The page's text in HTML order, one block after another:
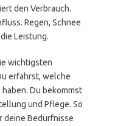
den Verbrauch.
Regen, Schnee
Leistung.
wichtigsten
erfährst, welche
Du bekommst
und Pflege. So
deine Bedürfnisse